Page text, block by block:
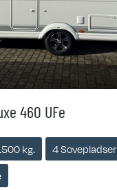
460 UFe
kg.
4 Sovepladser